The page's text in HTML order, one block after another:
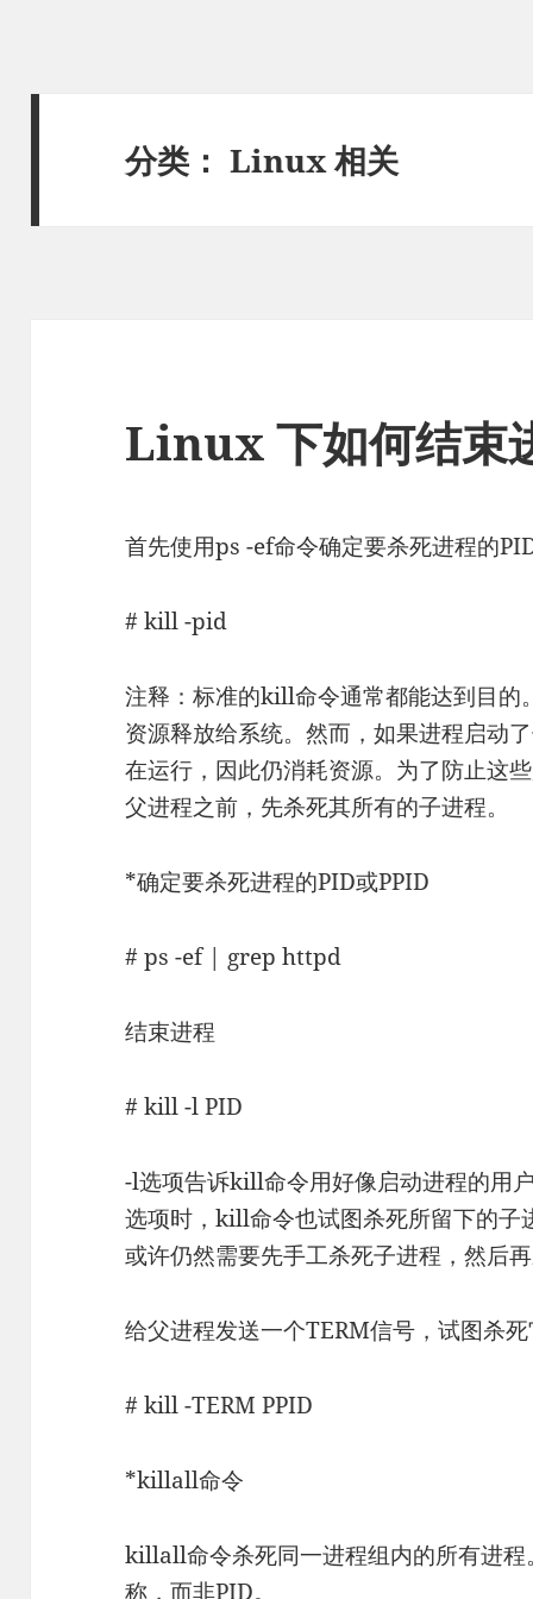
分类：Linux 相关
Linux 下如何结束
首先使用ps -ef命令确定要杀死进程的
# kill -pid
注释：标准的kill命令通常都能达到目的
资源释放给系统。然而，如果进程启动
在运行，因此仍消耗资源。为了防止这
父进程之前，先杀死其所有的子进程。
*确定要杀死进程的PID或PPID
# ps -ef | grep httpd
结束进程
# kill -l PID
-l选项告诉kill命令用好像启动进程的用
选项时，kill命令也试图杀死所留下的子
或许仍然需要先手工杀死子进程，然后
给父进程发送一个TERM信号，试图杀
# kill -TERM PPID
*killall命令
killall命令杀死同一进程组内的所有进
称，而非PID。